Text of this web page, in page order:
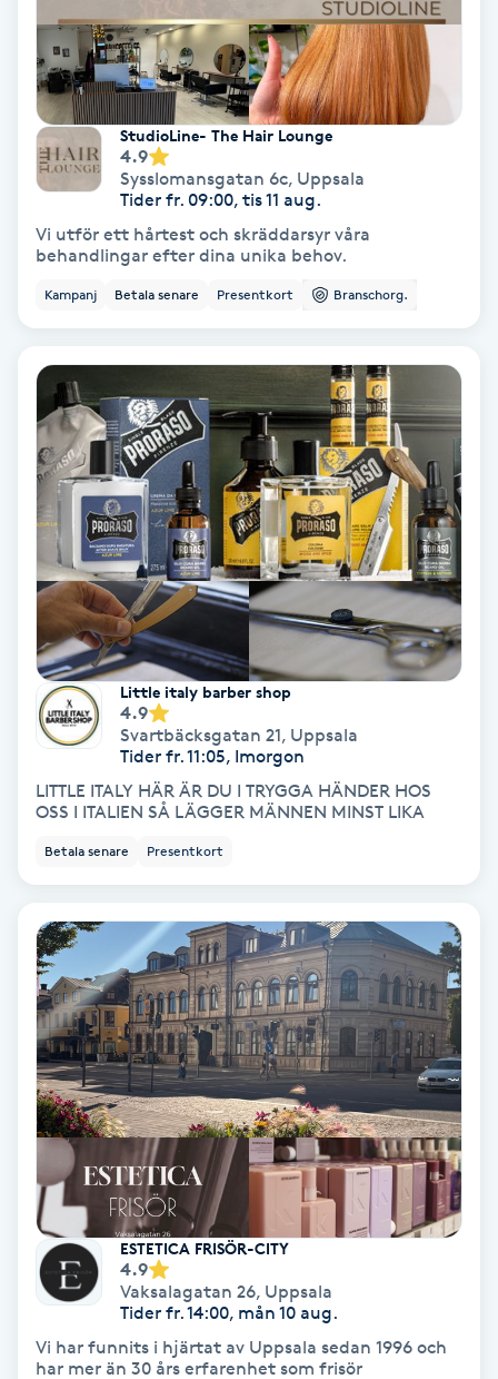
Färgning
Föning
Gel naglar
Gelenaglar
Gellack
Gellack med förstärkning
Gravidmassage
Gravidyoga
Gruppträning
Gua Sha-massage
Hatha Yoga
HIFU
Hollywood Peel
Hot Stone Massage
Hot yoga
Hudföryngring
Huduppstramning
StudioLine- The Hair Lounge
4.9
Sysslomansgatan 6c, Uppsala
Tider fr. 09:00, tis 11 aug.
Vi utför ett hårtest och skräddarsyr våra
behandlingar efter dina unika behov.
Kampanj Betala senare Presentkort Branschorg.
Little italy barber shop
4.9
Svartbäcksgatan 21, Uppsala
Tider fr. 11:05, Imorgon
LITTLE ITALY HÄR ÄR DU I TRYGGA HÄNDER HOS
OSS I ITALIEN SÅ LÄGGER MÄNNEN MINST LIKA
Betala senare Presentkort
ESTETICA FRISÖR-CITY
4.9
Vaksalagatan 26, Uppsala
Tider fr. 14:00, mån 10 aug.
Vi har funnits i hjärtat av Uppsala sedan 1996 och
har mer än 30 års erfarenhet som frisör